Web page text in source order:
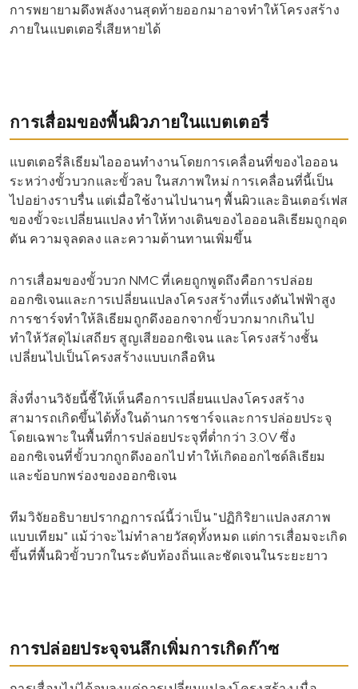
การพยายามดึงพลังงานสุดท้ายออกมาอาจทำให้โครงสร้าง
ภายในแบตเตอรี่เสียหายได้
การเสื่อมของพื้นผิวภายในแบตเตอรี่
แบตเตอรี่ลิเธียมไอออนทำงานโดยการเคลื่อนที่ของไอออน
ระหว่างขั้วบวกและขั้วลบ ในสภาพใหม่ การเคลื่อนที่นี้เป็น
ไปอย่างราบรื่น แต่เมื่อใช้งานไปนานๆ พื้นผิวและอินเตอร์เฟส
ของขั้วจะเปลี่ยนแปลง ทำให้ทางเดินของไอออนลิเธียมถูกอุด
ตัน ความจุลดลง และความต้านทานเพิ่มขึ้น
การเสื่อมของขั้วบวก NMC ที่เคยถูกพูดถึงคือการปล่อย
ออกซิเจนและการเปลี่ยนแปลงโครงสร้างที่แรงดันไฟฟ้าสูง
การชาร์จทำให้ลิเธียมถูกดึงออกจากขั้วบวกมากเกินไป
ทำให้วัสดุไม่เสถียร สูญเสียออกซิเจน และโครงสร้างชั้น
เปลี่ยนไปเป็นโครงสร้างแบบเกลือหิน
สิ่งที่งานวิจัยนี้ชี้ให้เห็นคือการเปลี่ยนแปลงโครงสร้าง
สามารถเกิดขึ้นได้ทั้งในด้านการชาร์จและการปล่อยประจุ
โดยเฉพาะในพื้นที่การปล่อยประจุที่ต่ำกว่า 3.0V ซึ่ง
ออกซิเจนที่ขั้วบวกถูกดึงออกไป ทำให้เกิดออกไซด์ลิเธียม
และข้อบกพร่องของออกซิเจน
ทีมวิจัยอธิบายปรากฏการณ์นี้ว่าเป็น "ปฏิกิริยาแปลงสภาพ
แบบเทียม" แม้ว่าจะไม่ทำลายวัสดุทั้งหมด แต่การเสื่อมจะเกิด
ขึ้นที่พื้นผิวขั้วบวกในระดับท้องถิ่นและชัดเจนในระยะยาว
การปล่อยประจุจนลึกเพิ่มการเกิดก๊าซ